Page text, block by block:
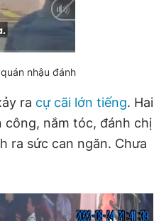
nhậu đánh
ra cự cãi lớn tiếng. Hai
công, nắm tóc, đánh chị
ra sức can ngăn. Chưa